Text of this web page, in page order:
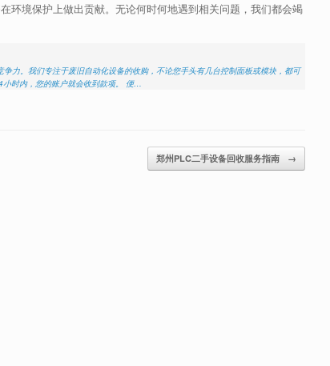
环境保护上做出贡献。无论何时何地遇到相关问题，我们都会竭
力。我们专注于废旧自动化设备的收购，不论您手头有几台控制面板或模块，都可
小时内，您的账户就会收到款项。 便…
郑州PLC二手设备回收服务指南 →